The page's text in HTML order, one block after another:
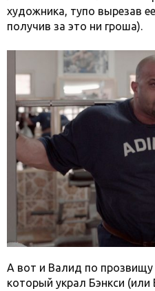
художника, тупо вырезав
получив за это ни гроша).
А вот и Валид по прозвищу
который украл Бэнкси (или